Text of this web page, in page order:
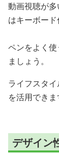
動画視聴が
はキーボード
ペンをよく
ましょう。
ライフスタ
を活用できま
デザイン